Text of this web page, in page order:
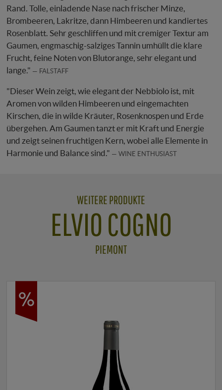
Rand. Tolle, einladende Nase nach frischer Minze,
Brombeeren, Lakritze, dann Himbeeren und kandiertes
Rosenblatt. Sehr geschliffen und mit cremiger Textur am
Gaumen, engmaschig-salziges Tannin umhüllt die klare
Frucht, feine Noten von Blutorange, sehr elegant und
lange."
FALSTAFF
"Dieser Wein zeigt, wie elegant der Nebbiolo ist, mit
Aromen von wilden Himbeeren und eingemachten
Kirschen, die in wilde Kräuter, Rosenknospen und Erde
übergehen. Am Gaumen tanzt er mit Kraft und Energie
und zeigt seinen fruchtigen Kern, wobei alle Elemente in
Harmonie und Balance sind."
WINE ENTHUSIAST
WEITERE PRODUKTE
ELVIO COGNO
PIEMONT